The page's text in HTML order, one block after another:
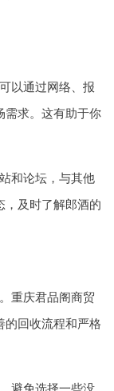
以通过网络、报
需求。这有助于你
和论坛，与其他
，及时了解郎酒的
重庆君品阁商贸
的回收流程和严格